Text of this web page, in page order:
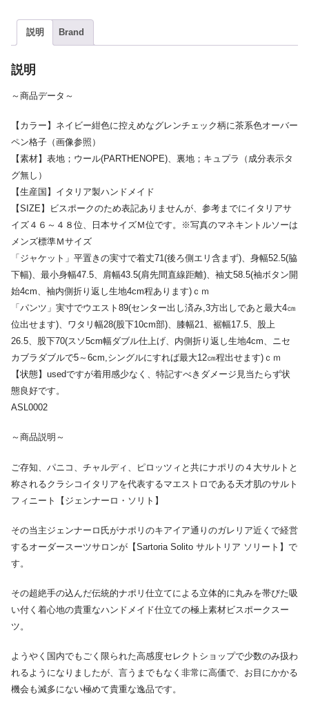
説明 Brand
説明
～商品データ～
【カラー】ネイビー紺色に控えめなグレンチェック柄に茶系色オーバー
ペン格子（画像参照）
【素材】表地；ウール(PARTHENOPE)、裏地；キュプラ（成分表示タ
グ無し）
【生産国】イタリア製ハンドメイド
【SIZE】ビスポークのため表記ありませんが、参考までにイタリアサ
イズ４６～４８位、日本サイズＭ位です。※写真のマネキントルソーは
メンズ標準Ｍサイズ
「ジャケット」平置きの実寸で着丈71(後ろ側エリ含まず)、身幅52.5(脇
下幅)、最小身幅47.5、肩幅43.5(肩先間直線距離)、袖丈58.5(袖ボタン開
始4cm、袖内側折り返し生地4cm程あります)ｃｍ
「パンツ」実寸でウエスト89(センター出し済み,3方出しであと最大4㎝
位出せます)、ワタリ幅28(股下10cm部)、膝幅21、裾幅17.5、股上
26.5、股下70(スソ5cm幅ダブル仕上げ、内側折り返し生地4cm、ニセ
カブラダブルで5～6cm,シングルにすれば最大12㎝程出せます)ｃｍ
【状態】usedですが着用感少なく、特記すべきダメージ見当たらず状
態良好です。
ASL0002
～商品説明～
ご存知、パニコ、チャルディ、ピロッツィと共にナポリの４大サルトと
称されるクラシコイタリアを代表するマエストロである天才肌のサルト
フィニート【ジェンナーロ・ソリト】
その当主ジェンナーロ氏がナポリのキアイア通りのガレリア近くで経営
するオーダースーツサロンが【Sartoria Solito サルトリア ソリート】で
す。
その超絶手の込んだ伝統的ナポリ仕立てによる立体的に丸みを帯びた吸
い付く着心地の貴重なハンドメイド仕立ての極上素材ビスポークスー
ツ。
ようやく国内でもごく限られた高感度セレクトショップで少数のみ扱わ
れるようになりましたが、言うまでもなく非常に高価で、お目にかかる
機会も滅多にない極めて貴重な逸品です。